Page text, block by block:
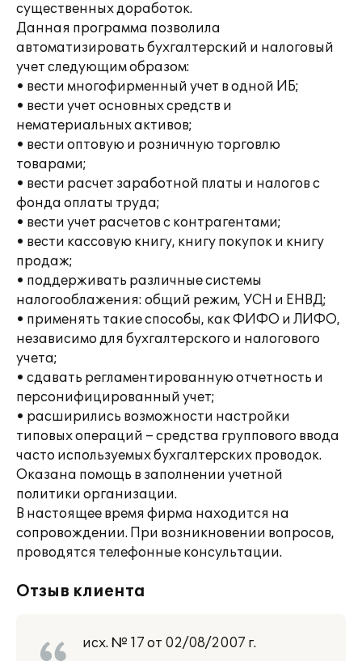
существенных доработок.
Данная программа позволила
автоматизировать бухгалтерский и налоговый
учет следующим образом:
• вести многофирменный учет в одной ИБ;
• вести учет основных средств и
нематериальных активов;
• вести оптовую и розничную торговлю
товарами;
• вести расчет заработной платы и налогов с
фонда оплаты труда;
• вести учет расчетов с контрагентами;
• вести кассовую книгу, книгу покупок и книгу
продаж;
• поддерживать различные системы
налогооблажения: общий режим, УСН и ЕНВД;
• применять такие способы, как ФИФО и ЛИФО,
независимо для бухгалтерского и налогового
учета;
• сдавать регламентированную отчетность и
персонифицированный учет;
• расширились возможности настройки
типовых операций – средства группового ввода
часто используемых бухгалтерских проводок.
Оказана помощь в заполнении учетной
политики организации.
В настоящее время фирма находится на
сопровождении. При возникновении вопросов,
проводятся телефонные консультации.
Отзыв клиента
исх. № 17 от 02/08/2007 г.